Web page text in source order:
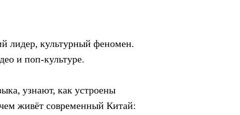
лидер, культурный феномен.
и поп-культуре.
узнают, как устроены
живёт современный Китай: